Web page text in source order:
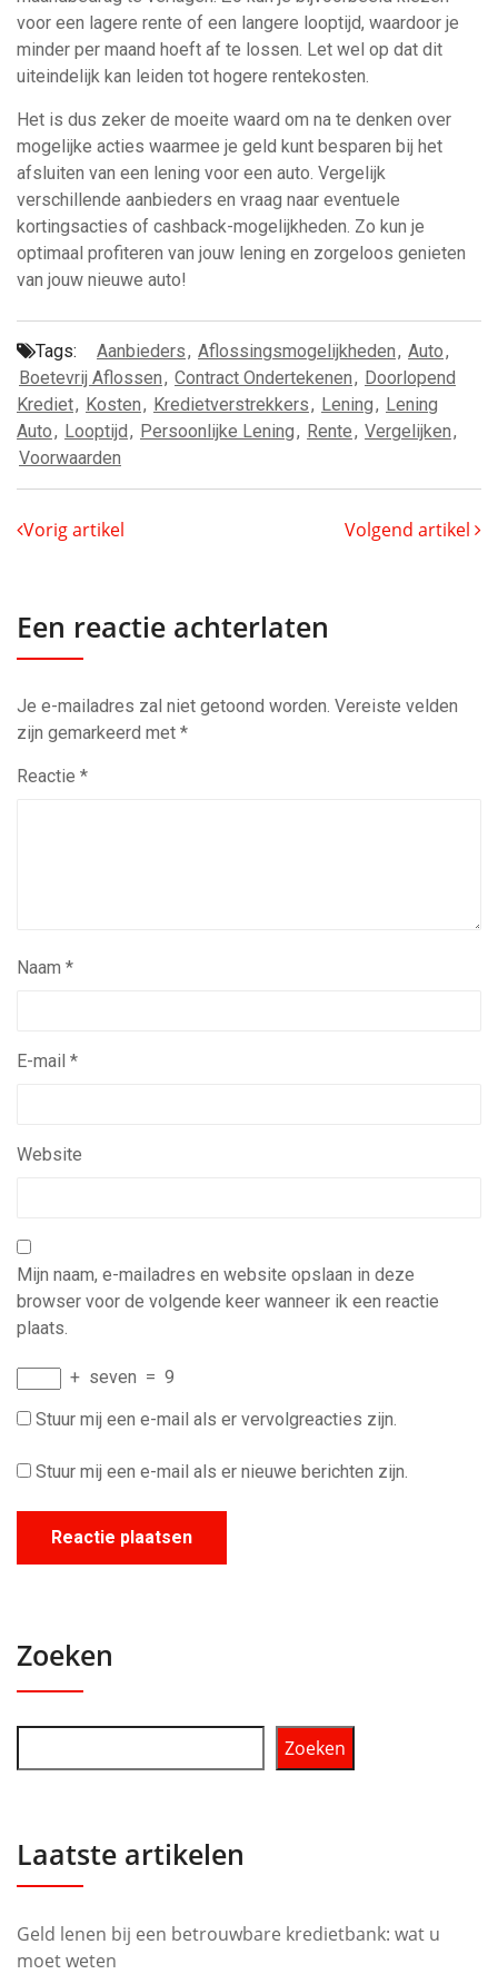
voor een lagere rente of een langere looptijd, waardoor je
minder per maand hoeft af te lossen. Let wel op dat dit
uiteindelijk kan leiden tot hogere rentekosten.
Het is dus zeker de moeite waard om na te denken over
mogelijke acties waarmee je geld kunt besparen bij het
afsluiten van een lening voor een auto. Vergelijk
verschillende aanbieders en vraag naar eventuele
kortingsacties of cashback-mogelijkheden. Zo kun je
optimaal profiteren van jouw lening en zorgeloos genieten
van jouw nieuwe auto!
Tags: Aanbieders, Aflossingsmogelijkheden, Auto,
Boetevrij Aflossen, Contract Ondertekenen, Doorlopend
Krediet, Kosten, Kredietverstrekkers, Lening, Lening
Auto, Looptijd, Persoonlijke Lening, Rente, Vergelijken,
Voorwaarden
Vorig artikel Volgend artikel
Een reactie achterlaten
Je e-mailadres zal niet getoond worden. Vereiste velden
zijn gemarkeerd met *
Reactie *
Naam *
E-mail *
Website
Mijn naam, e-mailadres en website opslaan in deze
browser voor de volgende keer wanneer ik een reactie
plaats.
+ seven = 9
Stuur mij een e-mail als er vervolgreacties zijn.
Stuur mij een e-mail als er nieuwe berichten zijn.
Zoeken
Zoeken
Laatste artikelen
Geld lenen bij een betrouwbare kredietbank: wat u
moet weten